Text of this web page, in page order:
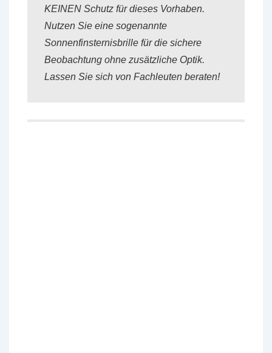
KEINEN Schutz für dieses Vorhaben.
Nutzen Sie eine sogenannte
Sonnenfinsternisbrille für die sichere
Beobachtung ohne zusätzliche Optik.
Lassen Sie sich von Fachleuten beraten!